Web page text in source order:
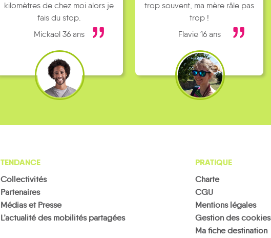
kilomètres de chez moi alors je
fais du stop.
Mickael 36 ans
trop souvent, ma mère râle pas
trop !
Flavie 16 ans
TENDANCE
Collectivités
Partenaires
Médias et Presse
L’actualité des mobilités partagées
PRATIQUE
Charte
CGU
Mentions légales
Gestion des cookies
Ma fiche destination